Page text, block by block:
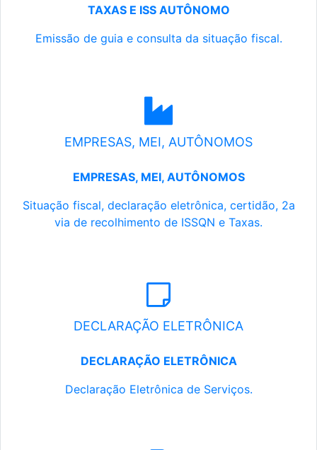
TAXAS E ISS AUTÔNOMO
Emissão de guia e consulta da situação fiscal.
EMPRESAS, MEI, AUTÔNOMOS
EMPRESAS, MEI, AUTÔNOMOS
Situação fiscal, declaração eletrônica, certidão, 2a
via de recolhimento de ISSQN e Taxas.
DECLARAÇÃO ELETRÔNICA
DECLARAÇÃO ELETRÔNICA
Declaração Eletrônica de Serviços.